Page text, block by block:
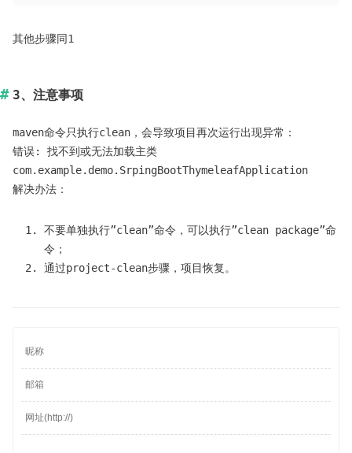
其他步骤同1
3、注意事项
maven命令只执行clean，会导致项目再次运行出现异常：
错误: 找不到或无法加载主类
com.example.demo.SrpingBootThymeleafApplication
解决办法：
不要单独执行”clean”命令，可以执行”clean package”命
令；
通过project-clean步骤，项目恢复。